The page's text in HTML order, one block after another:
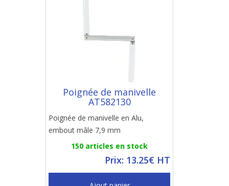
Poignée de manivelle
AT582130
Poignée de manivelle en Alu,
embout mâle 7,9 mm
150 articles en stock
Prix: 13.25€ HT